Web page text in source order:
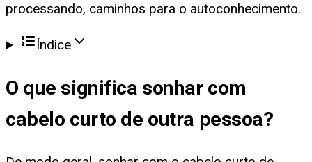
processando, caminhos para o autoconhecimento.
Índice
O que significa sonhar com
cabelo curto de outra pessoa?